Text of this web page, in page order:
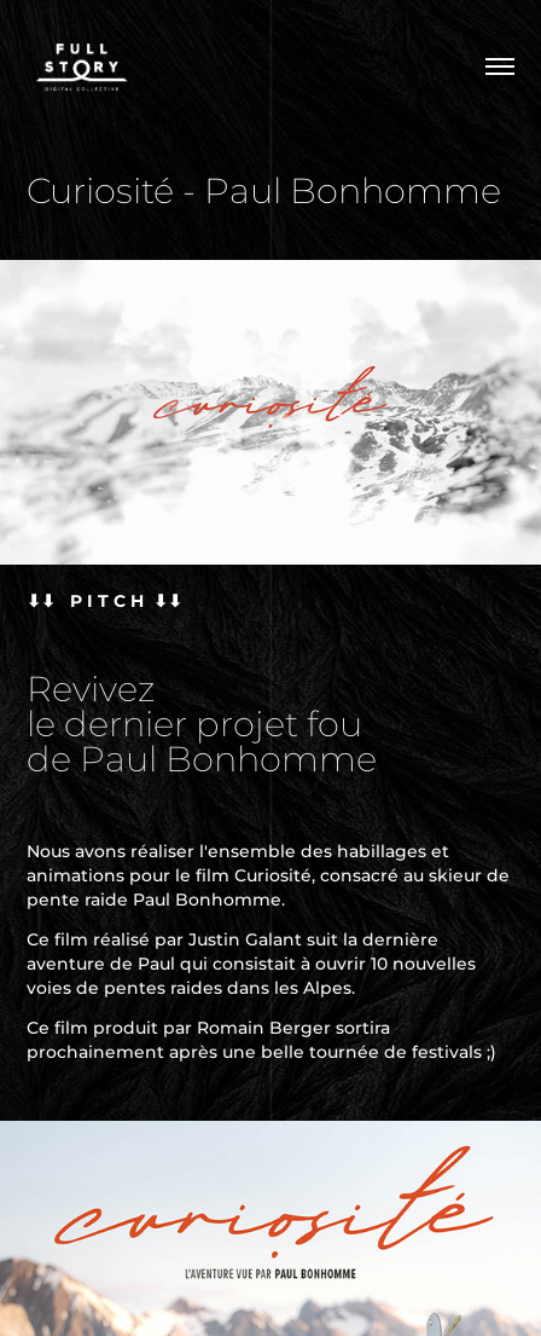
Curiosité - Paul Bonhomme
⬇⬇ P I T C H ⬇⬇
Revivez
le dernier projet fou
de Paul Bonhomme
Nous avons réaliser l'ensemble des habillages et
animations pour le film Curiosité, consacré au skieur de
pente raide Paul Bonhomme.
Ce film réalisé parJustin Galant suit la dernière
aventure de Paul qui consistait à ouvrir 10 nouvelles
voies de pentes raides dans les Alpes.
Ce film produit par Romain Berger sortira
prochainement après une belle tournée de festivals ;)